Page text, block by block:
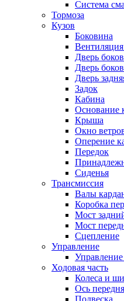
Система
Тормоза
Кузов
Боковина
Дверь
Дверь
Дверь
Задок
Кабина
Основание
Крыша
Окно
Оперение
Передок
Сиденья
Трансмиссия
Валы
Коробка
Мост
Мост
Сцепление
Управление
Управление
Ходовая часть
Колеса и
Ось
Подвеска